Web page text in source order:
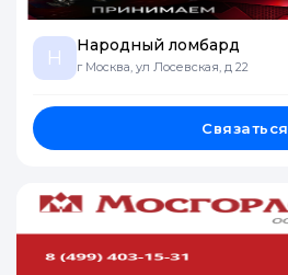
Н
Народный ломбард
г Москва, ул Лосевская, д 22
Связаться